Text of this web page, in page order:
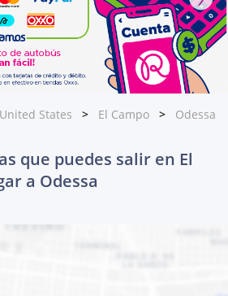
States El Campo Odessa
que puedes salir en El
a Odessa